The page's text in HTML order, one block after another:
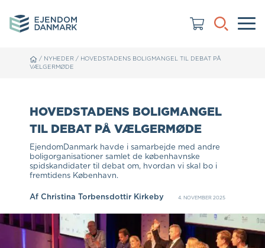
/ NYHEDER / HOVEDSTADENS BOLIGMANGEL TIL DEBAT PÅ
VÆLGERMØDE
HOVEDSTADENS BOLIGMANGEL
TIL DEBAT PÅ VÆLGERMØDE
EjendomDanmark havde i samarbejde med andre
boligorganisationer samlet de københavnske
spidskandidater til debat om, hvordan vi skal bo i
fremtidens København.
Af Christina Torbensdottir Kirkeby 4. NOVEMBER 2025